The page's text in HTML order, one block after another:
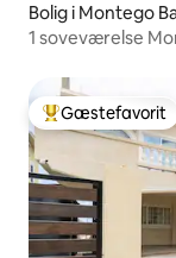
Bolig i Montego
1 soveværelse
Bedste
Gæstefavorit